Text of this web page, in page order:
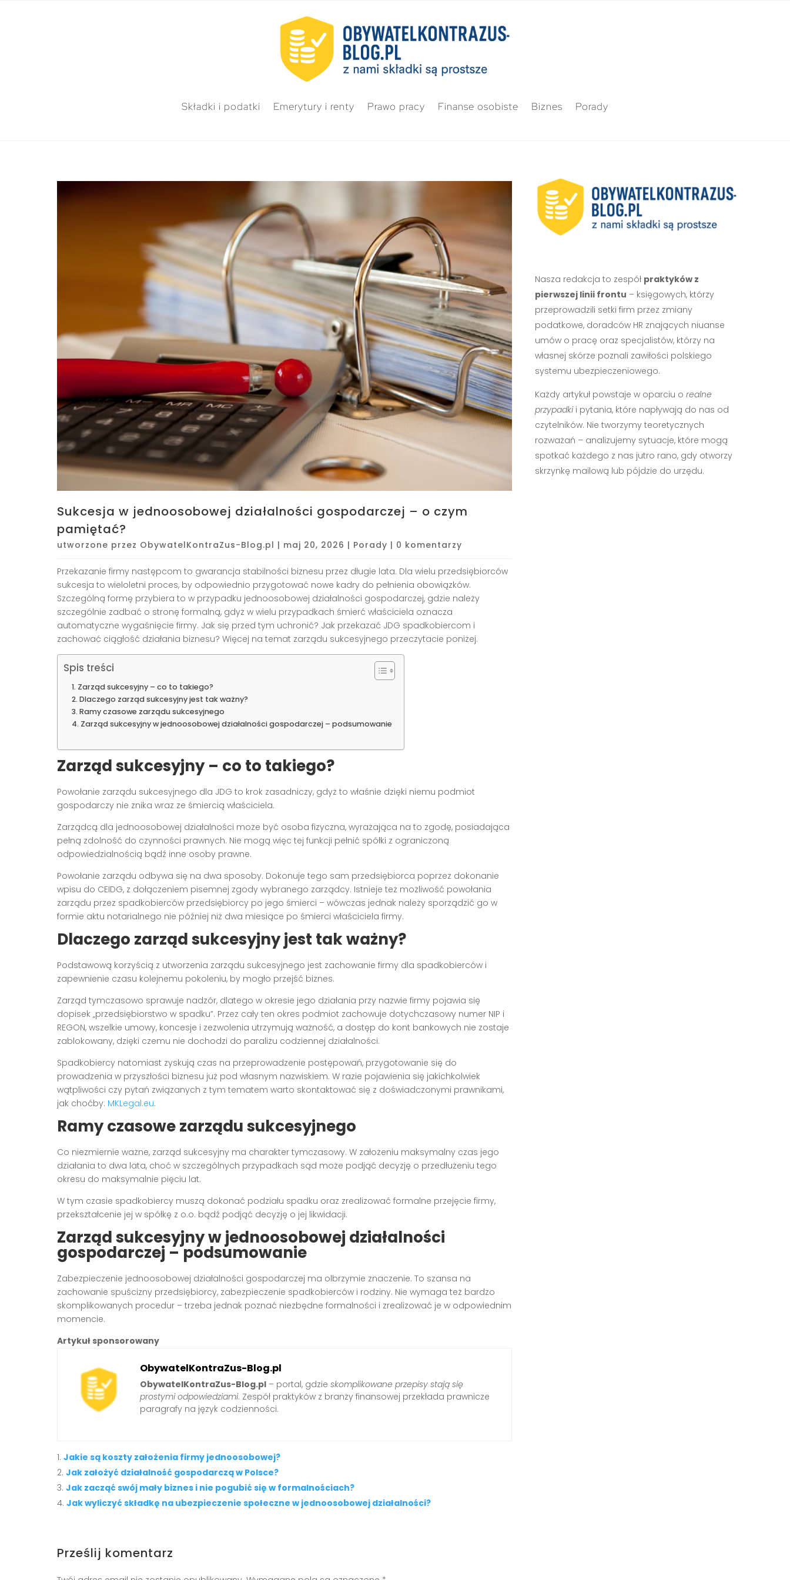
Składki i podatki Emerytury i renty Prawo pracy Finanse osobiste Biznes Porady
Sukcesja w jednoosobowej działalności gospodarczej – o czym
pamiętać?
utworzone przez ObywatelKontraZus-Blog.pl | maj 20, 2026 | Porady | 0 komentarzy
Przekazanie firmy następcom to gwarancja stabilności biznesu przez długie lata. Dla wielu przedsiębiorców
sukcesja to wieloletni proces, by odpowiednio przygotować nowe kadry do pełnienia obowiązków.
Szczególną formę przybiera to w przypadku jednoosobowej działalności gospodarczej, gdzie należy
szczególnie zadbać o stronę formalną, gdyż w wielu przypadkach śmierć właściciela oznacza
automatyczne wygaśnięcie firmy. Jak się przed tym uchronić? Jak przekazać JDG spadkobiercom i
zachować ciągłość działania biznesu? Więcej na temat zarządu sukcesyjnego przeczytacie poniżej.
Spis treści
Zarząd sukcesyjny – co to takiego?
Dlaczego zarząd sukcesyjny jest tak ważny?
Ramy czasowe zarządu sukcesyjnego
Zarząd sukcesyjny w jednoosobowej działalności gospodarczej – podsumowanie
Zarząd sukcesyjny – co to takiego?
Powołanie zarządu sukcesyjnego dla JDG to krok zasadniczy, gdyż to właśnie dzięki niemu podmiot
gospodarczy nie znika wraz ze śmiercią właściciela.
Zarządcą dla jednoosobowej działalności może być osoba fizyczna, wyrażająca na to zgodę, posiadająca
pełną zdolność do czynności prawnych. Nie mogą więc tej funkcji pełnić spółki z ograniczoną
odpowiedzialnością bądź inne osoby prawne.
Powołanie zarządu odbywa się na dwa sposoby. Dokonuje tego sam przedsiębiorca poprzez dokonanie
wpisu do CEIDG, z dołączeniem pisemnej zgody wybranego zarządcy. Istnieje też możliwość powołania
zarządu przez spadkobierców przedsiębiorcy po jego śmierci – wówczas jednak należy sporządzić go w
formie aktu notarialnego nie później niż dwa miesiące po śmierci właściciela firmy.
Dlaczego zarząd sukcesyjny jest tak ważny?
Podstawową korzyścią z utworzenia zarządu sukcesyjnego jest zachowanie firmy dla spadkobierców i
zapewnienie czasu kolejnemu pokoleniu, by mogło przejść biznes.
Zarząd tymczasowo sprawuje nadzór, dlatego w okresie jego działania przy nazwie firmy pojawia się
dopisek „przedsiębiorstwo w spadku”. Przez cały ten okres podmiot zachowuje dotychczasowy numer NIP i
REGON, wszelkie umowy, koncesje i zezwolenia utrzymują ważność, a dostęp do kont bankowych nie zostaje
zablokowany, dzięki czemu nie dochodzi do paraliżu codziennej działalności.
Spadkobiercy natomiast zyskują czas na przeprowadzenie postępowań, przygotowanie się do
prowadzenia w przyszłości biznesu już pod własnym nazwiskiem. W razie pojawienia się jakichkolwiek
wątpliwości czy pytań związanych z tym tematem warto skontaktować się z doświadczonymi prawnikami,
jak choćby: MKLegal.eu.
Ramy czasowe zarządu sukcesyjnego
Co niezmiernie ważne, zarząd sukcesyjny ma charakter tymczasowy. W założeniu maksymalny czas jego
działania to dwa lata, choć w szczególnych przypadkach sąd może podjąć decyzję o przedłużeniu tego
okresu do maksymalnie pięciu lat.
W tym czasie spadkobiercy muszą dokonać podziału spadku oraz zrealizować formalne przejęcie firmy,
przekształcenie jej w spółkę z o.o. bądź podjąć decyzję o jej likwidacji.
Zarząd sukcesyjny w jednoosobowej działalności
gospodarczej – podsumowanie
Zabezpieczenie jednoosobowej działalności gospodarczej ma olbrzymie znaczenie. To szansa na
zachowanie spuścizny przedsiębiorcy, zabezpieczenie spadkobierców i rodziny. Nie wymaga też bardzo
skomplikowanych procedur – trzeba jednak poznać niezbędne formalności i zrealizować je w odpowiednim
momencie.
Artykuł sponsorowany
ObywatelKontraZus-Blog.pl
ObywatelKontraZus-Blog.pl – portal, gdzie skomplikowane przepisy stają się
prostymi odpowiedziami. Zespół praktyków z branży finansowej przekłada prawnicze
paragrafy na język codzienności.
Jakie są koszty założenia firmy jednoosobowej?
Jak założyć działalność gospodarczą w Polsce?
Jak zacząć swój mały biznes i nie pogubić się w formalnościach?
Jak wyliczyć składkę na ubezpieczenie społeczne w jednoosobowej działalności?
Prześlij komentarz
Nasza redakcja to zespół praktyków z
pierwszej linii frontu – księgowych, którzy
przeprowadzili setki firm przez zmiany
podatkowe, doradców HR znających niuanse
umów o pracę oraz specjalistów, którzy na
własnej skórze poznali zawiłości polskiego
systemu ubezpieczeniowego.
Każdy artykuł powstaje w oparciu o realne
przypadkii pytania, które napływają do nas od
czytelników. Nie tworzymy teoretycznych
rozważań – analizujemy sytuacje, które mogą
spotkać każdego z nas jutro rano, gdy otworzy
skrzynkę mailową lub pójdzie do urzędu.